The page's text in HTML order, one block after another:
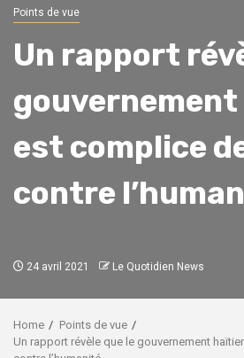
Points de vue
Un rapport
est complice
contre
24 avril 2021 Le Quotidien News
Home
Points de vue
Un rapport révèle que le gouvernement